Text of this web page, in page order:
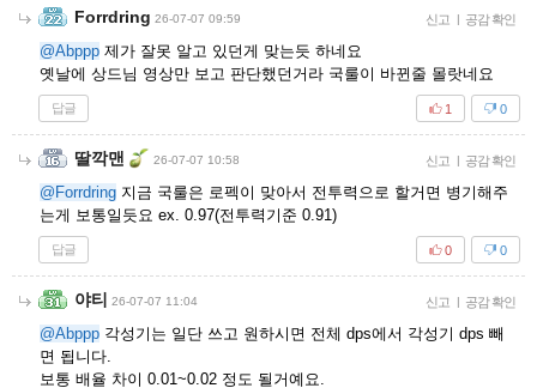
Forrdring 26-07-07 09:59 신고 | 공감 확인
@Abppp 제가 잘못 알고 있던게 맞는듯 하네요
옛날에 상드님 영상만 보고 판단했던거라 국룰이 바뀐줄 몰랏네요
답글 0
1
딸깍맨 26-07-07 10:58 신고 | 공감 확인
@Forrdring 지금 국룰은 로펙이 맞아서 전투력으로 할거면 병기해주
는게 보통일듯요 ex. 0.97(전투력기준 0.91)
답글 0
0
야티 26-07-07 11:04 신고 | 공감 확인
@Abppp 각성기는 일단 쓰고 원하시면 전체 dps에서 각성기 dps 빼
면 됩니다.
보통 배율 차이 0.01~0.02 정도 될거예요.